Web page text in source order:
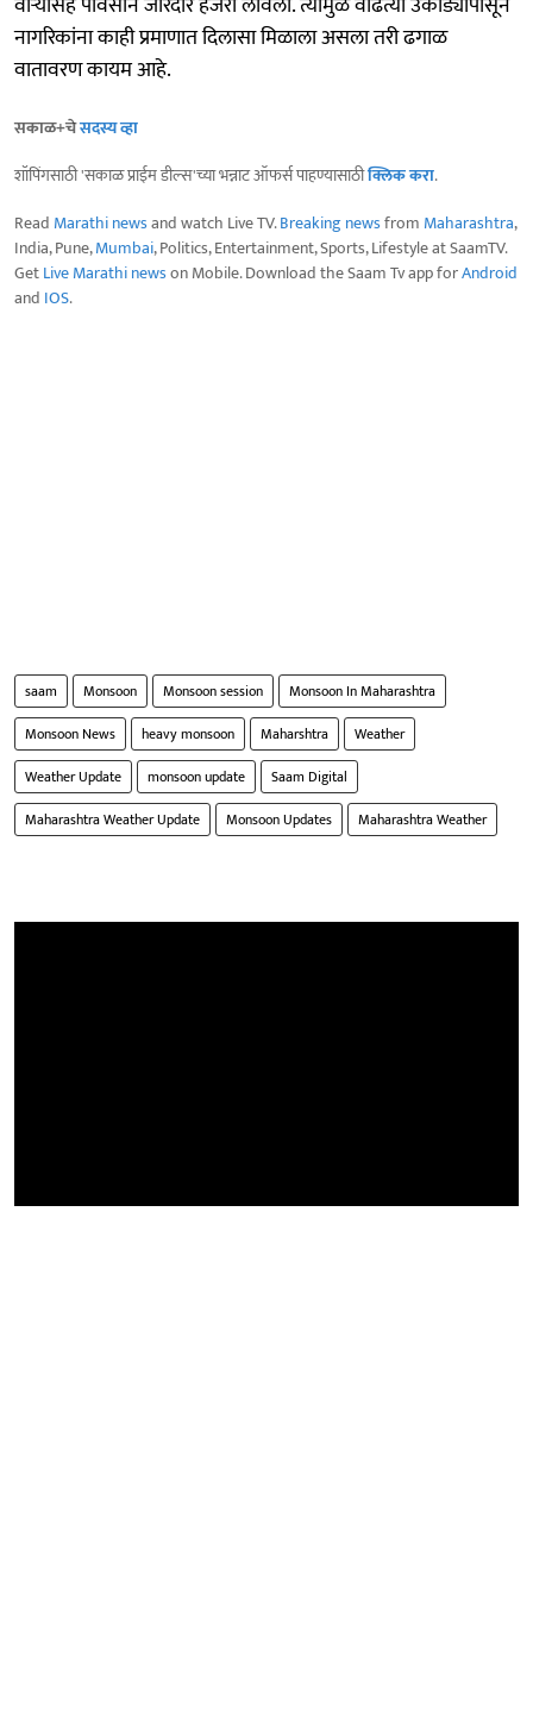
नागरिकांना काही प्रमाणात दिलासा मिळाला असला तरी ढगाळ
वातावरण कायम आहे.
सकाळ+चेसदस्य व्हा
शॉपिंगसाठी 'सकाळ प्राईम डील्स'च्या भन्नाट ऑफर्स पाहण्यासाठीक्लिक करा.
Read Marathi newsand watch Live TV.Breaking newsfrom Maharashtra,
India, Pune,Mumbai, Politics, Entertainment, Sports, Lifestyle at SaamTV.
GetLive Marathi newson Mobile. Download the Saam Tv app forAndroid
and IOS.
saam Monsoon Monsoon session
Monsoon In Maharashtra
Monsoon News
heavy monsoon Maharshtra
Weather
Weather Update
monsoon update
Saam Digital
Maharashtra Weather Update
Monsoon Updates Maharashtra Weather